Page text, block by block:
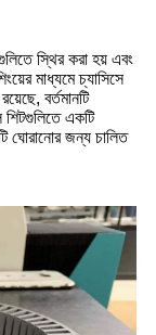
স্থির করা হয় এবং
মাধ্যমে চ্যাসিসে
বর্তমানটি
শিটগুলিতে একটি
ঘোরানোর জন্য চালিত